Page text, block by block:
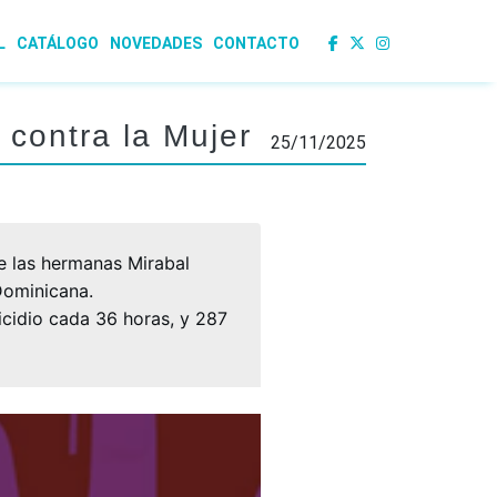
CATÁLOGO NOVEDADES CONTACTO
la Mujer 25/11/2025
las hermanas Mirabal
cada 36 horas, y 287